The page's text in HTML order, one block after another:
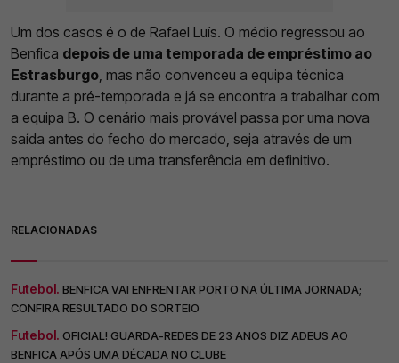
Um dos casos é o de Rafael Luís. O médio regressou ao
Benfica depois de uma temporada de empréstimo ao
Estrasburgo, mas não convenceu a equipa técnica
durante a pré-temporada e já se encontra a trabalhar com
a equipa B. O cenário mais provável passa por uma nova
saída antes do fecho do mercado, seja através de um
empréstimo ou de uma transferência em definitivo.
RELACIONADAS
Futebol. BENFICA VAI ENFRENTAR PORTO NA ÚLTIMA JORNADA;
CONFIRA RESULTADO DO SORTEIO
Futebol. OFICIAL! GUARDA-REDES DE 23 ANOS DIZ ADEUS AO
BENFICA APÓS UMA DÉCADA NO CLUBE